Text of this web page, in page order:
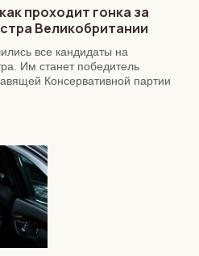
проходит гонка за
Великобритании
все кандидаты на
Им станет победитель
Консервативной партии